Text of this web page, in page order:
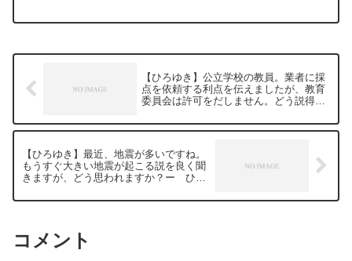
【ひろゆき】公立学校の教員。業者に採
点を依頼する利点を伝えましたが、教育
委員会は許可をだしません。どう説得す
り抜き 20240310
【ひろゆき】最近、地震が多いですね。
もうすぐ大きい地震が起こる説を良く聞
きますが、どう思われますか？ー ひろ
コメント